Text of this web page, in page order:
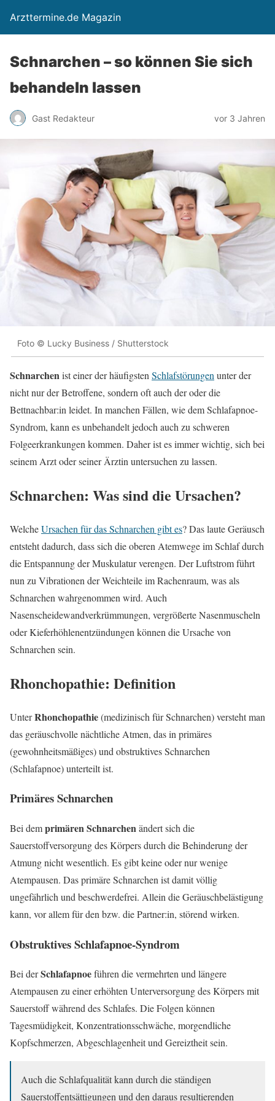
Arzttermine.de Magazin
Schnarchen – so können Sie sich
behandeln lassen
Gast Redakteur vor 3 Jahren
Foto © Lucky Business / Shutterstock
Schnarchenist einer der häufigsten Schlafstörungen unter der
nicht nur der Betroffene, sondern oft auch der oder die
Bettnachbar:in leidet. In manchen Fällen, wie dem Schlafapnoe-
Syndrom, kann es unbehandelt jedoch auch zu schweren
Folgeerkrankungen kommen. Daher ist es immer wichtig, sich bei
seinem Arzt oder seiner Ärztin untersuchen zu lassen.
Schnarchen: Was sind die Ursachen?
WelcheUrsachen für das Schnarchen gibt es? Das laute Geräusch
entsteht dadurch, dass sich die oberen Atemwege im Schlaf durch
die Entspannung der Muskulatur verengen. Der Luftstrom führt
nun zu Vibrationen der Weichteile im Rachenraum, was als
Schnarchen wahrgenommen wird. Auch
Nasenscheidewandverkrümmungen, vergrößerte Nasenmuscheln
oder Kieferhöhlenentzündungen können die Ursache von
Schnarchen sein.
Rhonchopathie: Definition
UnterRhonchopathie(medizinisch für Schnarchen) versteht man
das geräuschvolle nächtliche Atmen, das in primäres
(gewohnheitsmäßiges) und obstruktives Schnarchen
(Schlafapnoe) unterteilt ist.
Primäres Schnarchen
Bei demprimären Schnarchenändert sich die
Sauerstoffversorgung des Körpers durch die Behinderung der
Atmung nicht wesentlich. Es gibt keine oder nur wenige
Atempausen. Das primäre Schnarchen ist damit völlig
ungefährlich und beschwerdefrei. Allein die Geräuschbelästigung
kann, vor allem für den bzw. die Partner:in, störend wirken.
Obstruktives Schlafapnoe-Syndrom
Bei derSchlafapnoeführen die vermehrten und längere
Atempausen zu einer erhöhten Unterversorgung des Körpers mit
Sauerstoff während des Schlafes. Die Folgen können
Tagesmüdigkeit, Konzentrationsschwäche, morgendliche
Kopfschmerzen, Abgeschlagenheit und Gereiztheit sein.
Auch die Schlafqualität kann durch die ständigen
Sauerstoffentsättigungen und den daraus resultierenden